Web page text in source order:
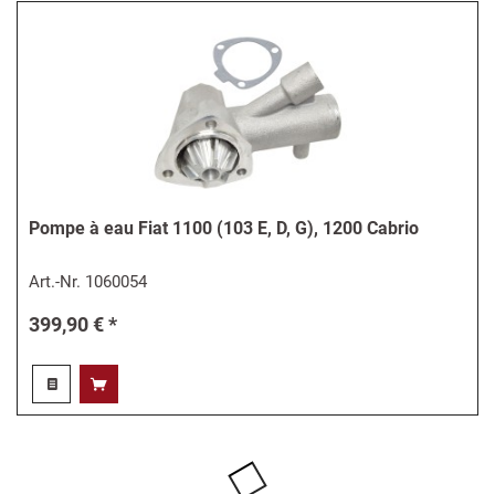
Pompe à eau Fiat 1100 (103 E, D, G), 1200 Cabrio
Art.-Nr. 1060054
399,90 € *